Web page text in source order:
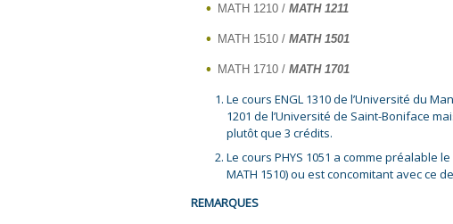
MATH 1210 / MATH 1211
MATH 1510 / MATH 1501
MATH 1710 / MATH 1701
Le cours ENGL 1310 de l’Université du
1201 de l’Université de Saint-Boniface
plutôt que 3 crédits.
Le cours PHYS 1051 a comme préalable
MATH 1510) ou est concomitant avec ce
REMARQUES